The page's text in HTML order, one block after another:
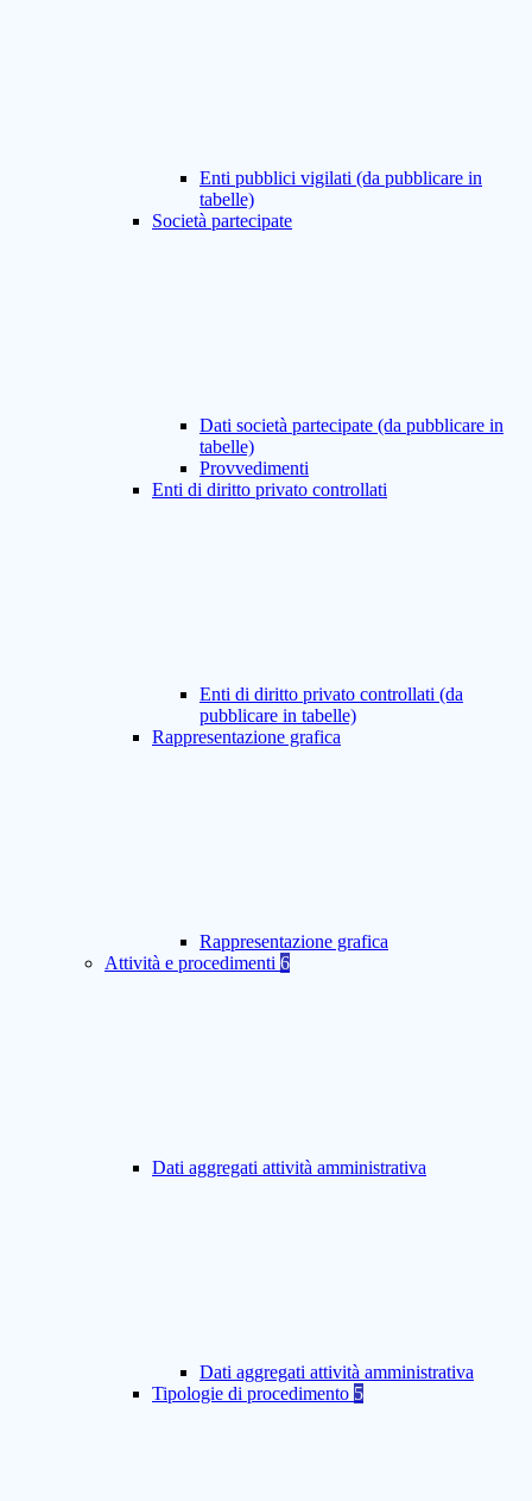
Enti pubblici vigilati (da pubblicare in
tabelle)
Società partecipate
Dati società partecipate (da pubblicare in
tabelle)
Provvedimenti
Enti di diritto privato controllati
Enti di diritto privato controllati (da
pubblicare in tabelle)
Rappresentazione grafica
Rappresentazione grafica
Attività e procedimenti 6
Dati aggregati attività amministrativa
Dati aggregati attività amministrativa
Tipologie di procedimento 5